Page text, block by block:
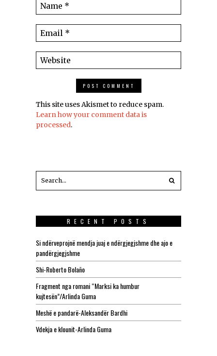
This site uses Akismet to reduce spam.
Learn how your comment data is
processed.
RECENT POSTS
Si ndërveprojnë mendja juaj e ndërgjegjshme dhe ajo e
pandërgjegjshme
Shi-Roberto Bolaño
Fragment nga romani “Marksi ka humbur
kujtesën”/Arlinda Guma
Meshë e pandarë-Aleksandër Bardhi
Vdekja e klounit-Arlinda Guma